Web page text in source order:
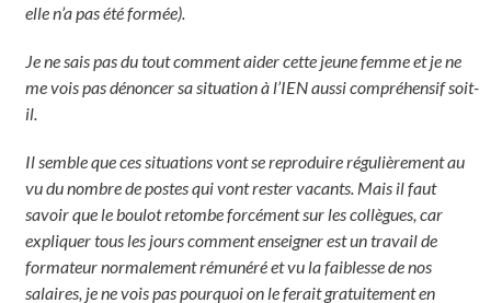
elle n’a pas été formée).
Je ne sais pas du tout comment aider cette jeune femme et je ne
me vois pas dénoncer sa situation à l’IEN aussi compréhensif soit-
il.
Il semble que ces situations vont se reproduire régulièrement au
vu du nombre de postes qui vont rester vacants. Mais il faut
savoir que le boulot retombe forcément sur les collègues, car
expliquer tous les jours comment enseigner est un travail de
formateur normalement rémunéré et vu la faiblesse de nos
salaires, je ne vois pas pourquoi on le ferait gratuitement en